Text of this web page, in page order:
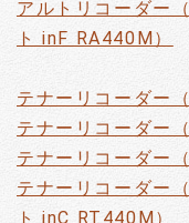
アルトリコーダー
ト inF RA440M）
テナーリコーダー
テナーリコーダー
テナーリコーダー
テナーリコーダー
ト inC RT440M）